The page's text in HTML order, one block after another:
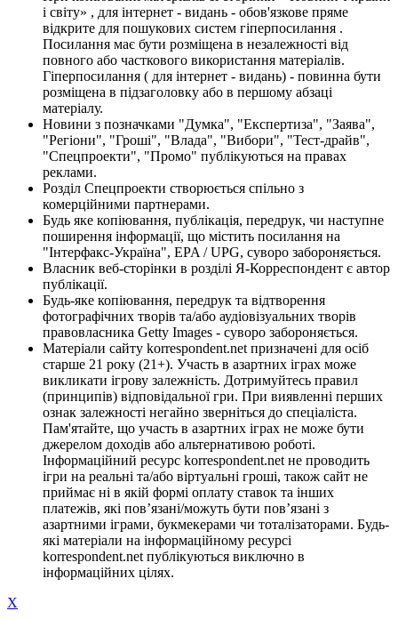
і світу» , для інтернет - видань - обов'язкове пряме
відкрите для пошукових систем гіперпосилання .
Посилання має бути розміщена в незалежності від
повного або часткового використання матеріалів.
Гіперпосилання ( для інтернет - видань) - повинна бути
розміщена в підзаголовку або в першому абзаці
матеріалу.
Новини з позначками "Думка", "Експертиза", "Заява",
"Регіони", "Гроші", "Влада", "Вибори", "Тест-драйв",
"Спецпроекти", "Промо" публікуються на правах
реклами.
Розділ Спецпроекти створюється спільно з
комерційними партнерами.
Будь яке копіювання, публікація, передрук, чи наступне
поширення інформації, що містить посилання на
"Інтерфакс-Україна", EPA / UPG, суворо забороняється.
Власник веб-сторінки в розділі Я-Корреспондент є автор
публікації.
Будь-яке копіювання, передрук та відтворення
фотографічних творів та/або аудіовізуальних творів
правовласника Getty Images - суворо забороняється.
Матеріали сайту korrespondent.net призначені для осіб
старше 21 року (21+). Участь в азартних іграх може
викликати ігрову залежність. Дотримуйтесь правил
(принципів) відповідальної гри. При виявленні перших
ознак залежності негайно зверніться до спеціаліста.
Пам'ятайте, що участь в азартних іграх не може бути
джерелом доходів або альтернативою роботі.
Інформаційний ресурс korrespondent.net не проводить
ігри на реальні та/або віртуальні гроші, також сайт не
приймає ні в якій формі оплату ставок та інших
платежів, які пов’язані/можуть бути пов’язані з
азартними іграми, букмекерами чи тоталізаторами. Будь-
які матеріали на інформаційному ресурсі
korrespondent.net публікуються виключно в
інформаційних цілях.
X